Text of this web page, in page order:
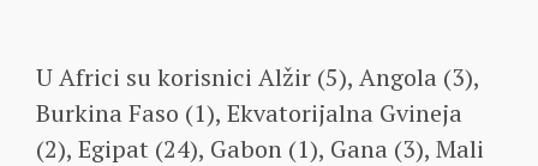
U Africi su korisnici Alžir (5), Angola (3),
Burkina Faso (1), Ekvatorijalna Gvineja
(2), Egipat (24), Gabon (1), Gana (3), Mali